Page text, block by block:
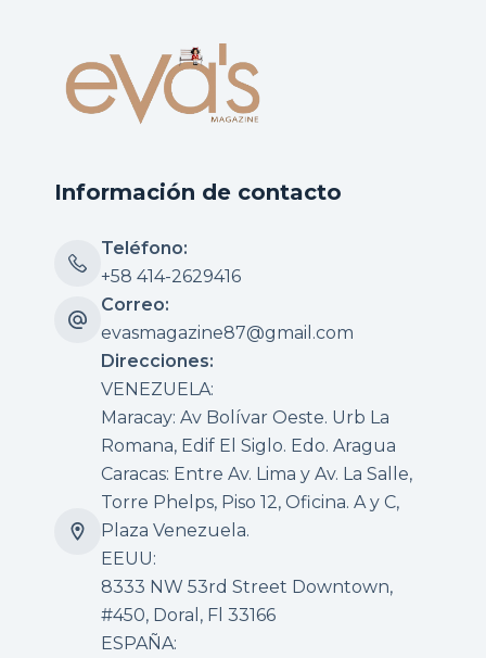
Información de contacto
Teléfono:
+58 414-2629416
Correo:
evasmagazine87@gmail.com
Direcciones:
VENEZUELA:
Maracay: Av Bolívar Oeste. Urb La
Romana, Edif El Siglo. Edo. Aragua
Caracas: Entre Av. Lima y Av. La Salle,
Torre Phelps, Piso 12, Oficina. A y C,
Plaza Venezuela.
EEUU:
8333 NW 53rd Street Downtown,
#450, Doral, Fl 33166
ESPAÑA: